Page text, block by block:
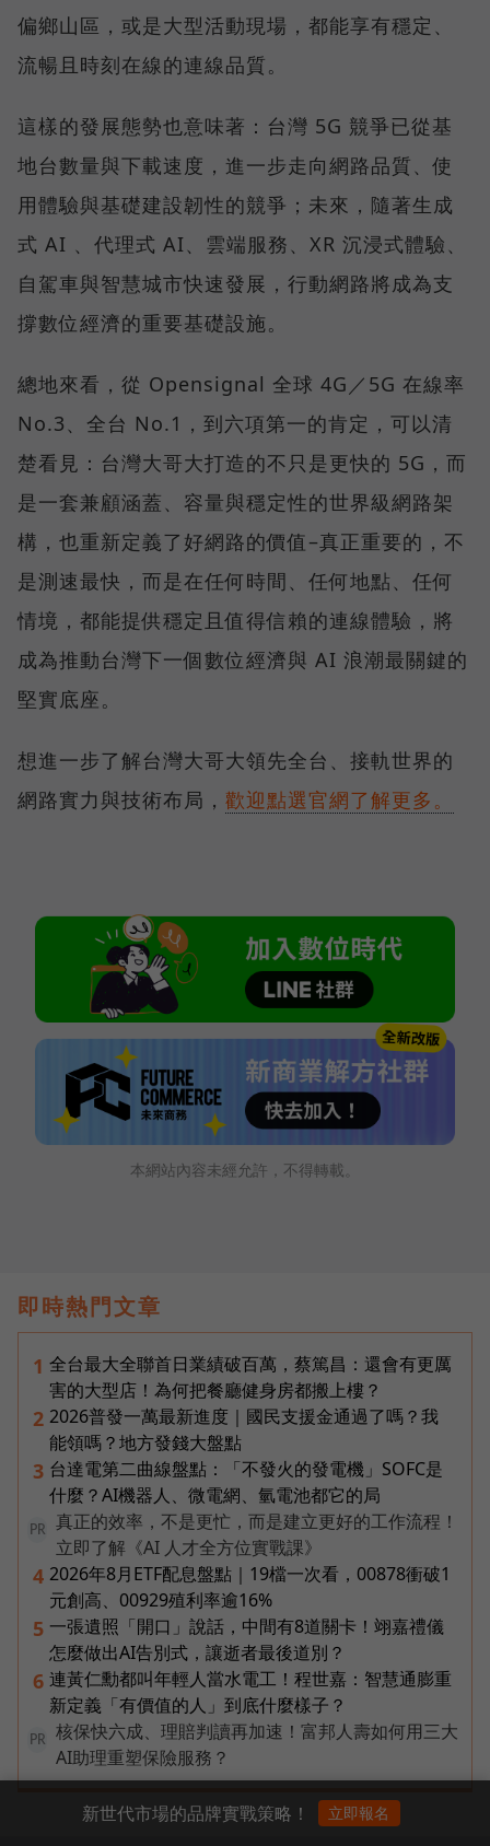
偏鄉山區，或是大型活動現場，都能享有穩定、
流暢且時刻在線的連線品質。
這樣的發展態勢也意味著：台灣 5G 競爭已從基
地台數量與下載速度，進一步走向網路品質、使
用體驗與基礎建設韌性的競爭；未來，隨著生成
式 AI 、代理式 AI、雲端服務、XR 沉浸式體驗、
自駕車與智慧城市快速發展，行動網路將成為支
撐數位經濟的重要基礎設施。
總地來看，從 Opensignal 全球 4G／5G 在線率
No.3、全台 No.1，到六項第一的肯定，可以清
楚看見：台灣大哥大打造的不只是更快的 5G，而
是一套兼顧涵蓋、容量與穩定性的世界級網路架
構，也重新定義了好網路的價值–真正重要的，不
是測速最快，而是在任何時間、任何地點、任何
情境，都能提供穩定且值得信賴的連線體驗，將
成為推動台灣下一個數位經濟與 AI 浪潮最關鍵的
堅實底座。
想進一步了解台灣大哥大領先全台、接軌世界的
網路實力與技術布局， 歡迎點選官網了解更多。
本網站內容未經允許，不得轉載。
即時熱門文章
1 全台最大全聯首日業績破百萬，蔡篤昌：還會有更厲
害的大型店！為何把餐廳健身房都搬上樓？
2 2026普發一萬最新進度｜國民支援金通過了嗎？我
能領嗎？地方發錢大盤點
3 台達電第二曲線盤點：「不發火的發電機」SOFC是
什麼？AI機器人、微電網、氫電池都它的局
PR
真正的效率，不是更忙，而是建立更好的工作流程！
立即了解《AI 人才全方位實戰課》
4 2026年8月ETF配息盤點｜19檔一次看，00878衝破1
元創高、00929殖利率逾16%
5 一張遺照「開口」說話，中間有8道關卡！翊嘉禮儀
怎麼做出AI告別式，讓逝者最後道別？
6 連黃仁勳都叫年輕人當水電工！程世嘉：智慧通膨重
新定義「有價值的人」到底什麼樣子？
PR
核保快六成、理賠判讀再加速！富邦人壽如何用三大
AI助理重塑保險服務？
新世代市場的品牌實戰策略！ 立即報名